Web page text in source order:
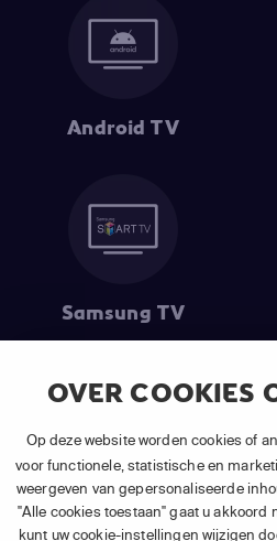
OVER COOKIES
Op deze website worden cookies of
voor functionele, statistische en
weergeven van gepersonaliseerde
"Alle cookies toestaan" gaat u akkoord
kunt uw cookie-instellingen wijzigen
Android TV
Samsung TV
(1) De eerste 30 dagen gratis: Geldig
van APP TV Light,
(2) Prijs abonnement
(3) Restart & Replayis beschikbaar
van je gekozen